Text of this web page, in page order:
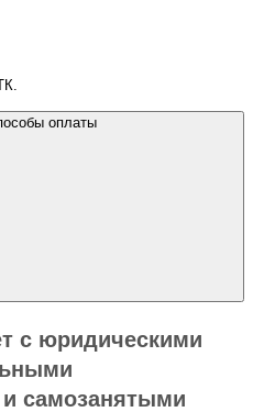
оплаты
с юридическими
самозанятыми